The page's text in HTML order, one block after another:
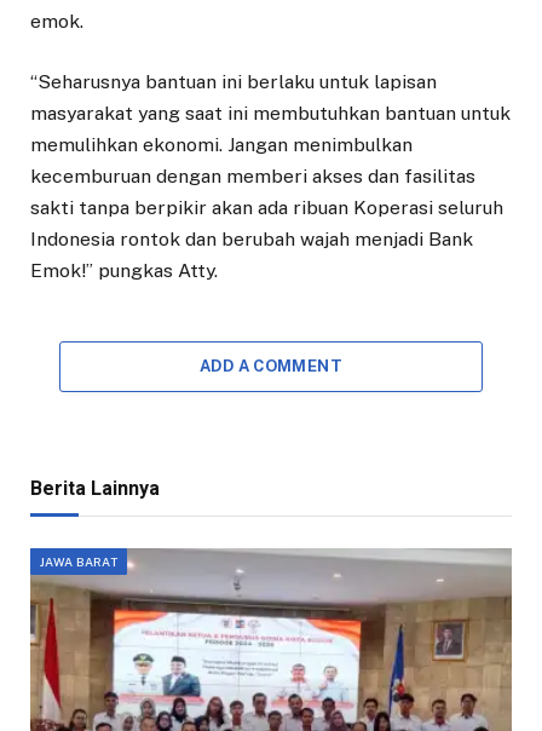
emok.
“Seharusnya bantuan ini berlaku untuk lapisan
masyarakat yang saat ini membutuhkan bantuan untuk
memulihkan ekonomi. Jangan menimbulkan
kecemburuan dengan memberi akses dan fasilitas
sakti tanpa berpikir akan ada ribuan Koperasi seluruh
Indonesia rontok dan berubah wajah menjadi Bank
Emok!” pungkas Atty.
ADD A COMMENT
Berita Lainnya
JAWA BARAT